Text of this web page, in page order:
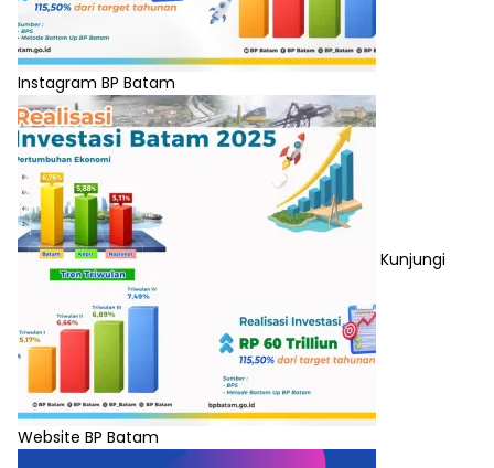
Instagram BP Batam
Kunjungi
Website BP Batam